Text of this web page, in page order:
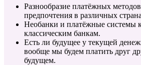
Разнообразие платёжных
предпочтения в различных
Необанки и платёжные системы
классическим банкам.
Есть ли будущее у текущей
вообще мы будем платить друг
будущем.